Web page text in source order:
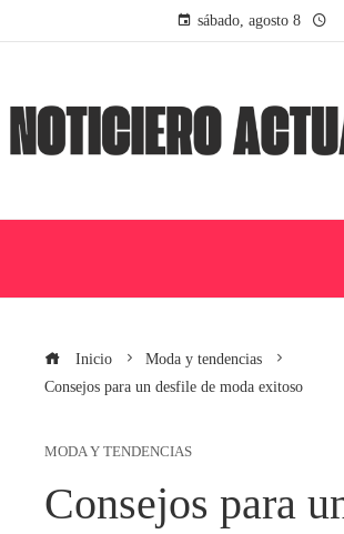
sábado, agosto 8
Inicio
Moda y tendencias
Consejos para un desfile de moda exitoso
MODA Y TENDENCIAS
Consejos para